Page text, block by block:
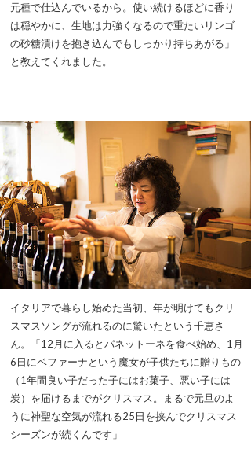
元種で仕込んでいるから。使い続けるほどに香り
は穏やかに、生地は力強くなるので重たいリンゴ
の砂糖漬けを抱き込んでもしっかり持ちあがる」
と教えてくれました。
イタリアで暮らし始めた当初、年が明けてもクリ
スマスソングが流れるのに驚いたという千恵さ
ん。「12月に入るとパネットーネを食べ始め、1月
6日にベファーナという魔女が子供たちに贈りもの
（1年間良い子だった子にはお菓子、悪い子には
炭）を届けるまでがクリスマス。まるで元旦のよ
うに神聖な空気が流れる25日を挟んでクリスマス
シーズンが続くんです」